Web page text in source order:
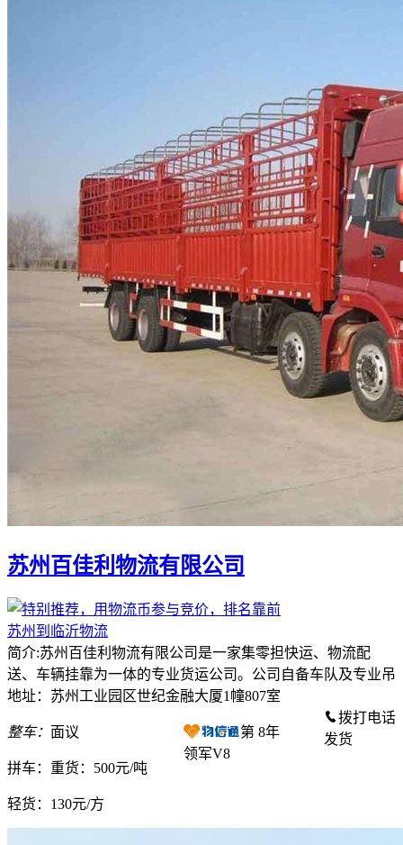
苏州百佳利物流有限公司
苏州到临沂物流
简介:苏州百佳利物流有限公司是一家集零担快运、物流配
送、车辆挂靠为一体的专业货运公司。公司自备车队及专业吊
地址：苏州工业园区世纪金融大厦1幢807室
整车： 面议
拼车： 重货：500元/吨
轻货： 130元/方
第 8年
领军V8
拨打电话
发货